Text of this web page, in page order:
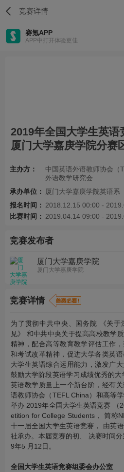
竞赛详情
赛氪APP
APP中打开体验更佳
2019年全国大学生英语
厦门大学嘉庚学院分赛
主办方：
中国英语外语教师协会（
外语教学研究会
承办单位：
厦门大学嘉庚学院英语系
报名时间： 2018.12.15 00:00 -
比赛时间： 2019.04.14 09:00 -
竞赛发布者
厦门大学嘉庚学院
厦门大学嘉庚学院
竞赛详情
为了贯彻中共中央、国务院 《关
见》 和中共中央关于提高高校教学
精神，配合高等教育教学评估工作
和考试改革精神，促进大学各类英
大学生英语综合运用能力，激发广
鼓励大学阶段英语学习成绩优秀的
英语教学质量上一个新台阶，经有
语教师协会（TEFL China）和高等
举办 2019年全国大学生英语竞赛 （
etition for College Students， 简称
十一届全国大学生英语竞赛， 由英
社承办。本届竞赛的初、 决赛时间
9年5 月12日。
全国大学生英语竞赛组委会办公室